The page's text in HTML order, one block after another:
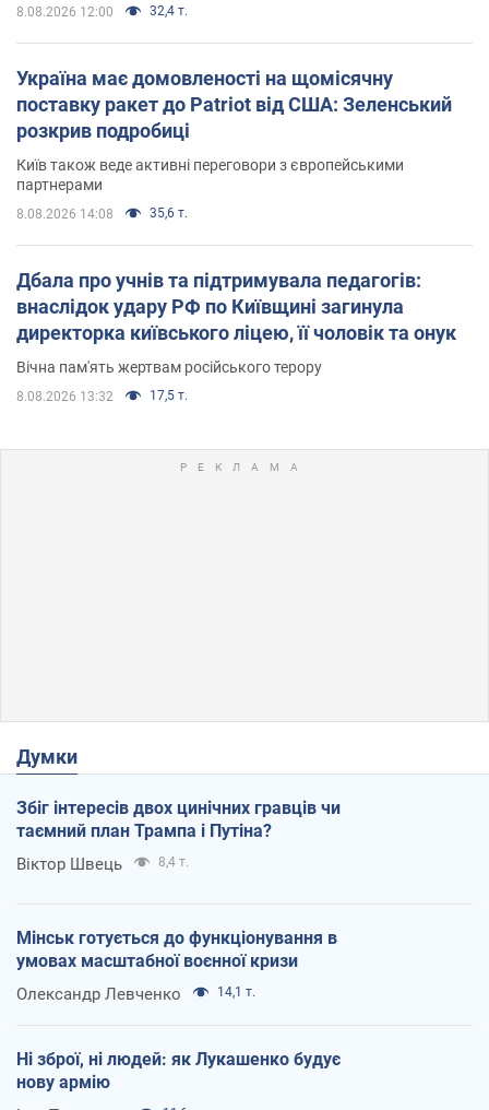
8.08.2026 12:00 32,4 т.
Україна має домовленості на щомісячну
поставку ракет до Patriot від США: Зеленський
розкрив подробиці
Київ також веде активні переговори з європейськими
партнерами
8.08.2026 14:08 35,6 т.
Дбала про учнів та підтримувала педагогів:
внаслідок удару РФ по Київщині загинула
директорка київського ліцею, її чоловік та онук
Вічна пам'ять жертвам російського терору
8.08.2026 13:32 17,5 т.
Думки
Збіг інтересів двох цинічних гравців чи
таємний план Трампа і Путіна?
Віктор Швець 8,4 т.
Мінськ готується до функціонування в
умовах масштабної воєнної кризи
Олександр Левченко 14,1 т.
Ні зброї, ні людей: як Лукашенко будує
нову армію